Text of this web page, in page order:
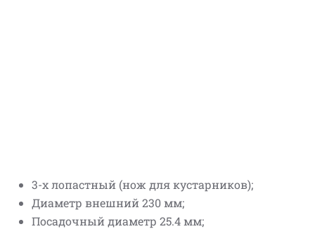
3-х лопастный (нож для кустарников);
Диаметр внешний 230 мм;
Посадочный диаметр 25.4 мм;